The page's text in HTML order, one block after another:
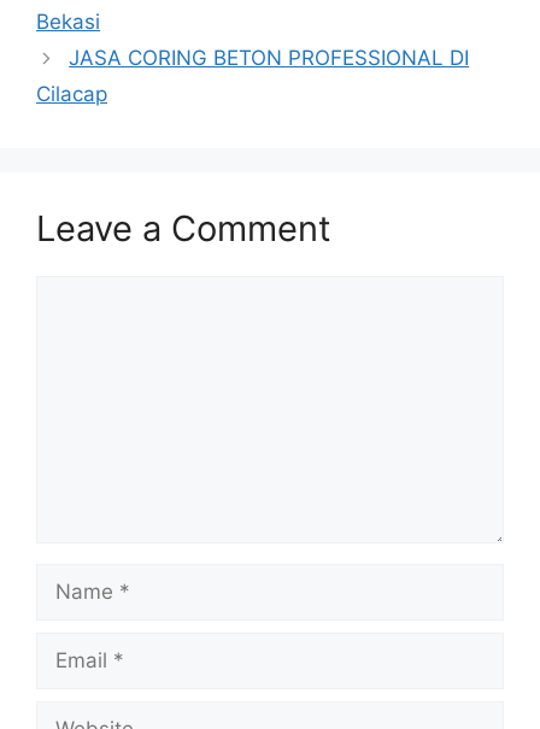
Bekasi
JASA CORING BETON PROFESSIONAL DI
Cilacap
Leave a Comment
Name
Email
Website